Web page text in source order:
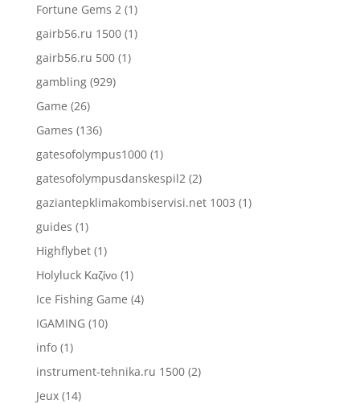
Fortune Gems 2(1)
gairb56.ru 1500(1)
gairb56.ru 500(1)
gambling(929)
Game (26)
Games (136)
gatesofolympus1000(1)
gatesofolympusdanskespil2(2)
gaziantepklimakombiservisi.net 1003 (1)
guides (1)
Highflybet(1)
Holyluck Καζίνο(1)
Ice Fishing Game (4)
IGAMING (10)
info(1)
instrument-tehnika.ru 1500(2)
Jeux(14)